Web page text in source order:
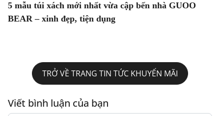
5 mẫu túi xách mới nhất vừa cập bến nhà GUOO
BEAR – xinh đẹp, tiện dụng
TRỞ VỀ TRANG TIN TỨC KHUYẾN MÃI
Viết bình luận của bạn